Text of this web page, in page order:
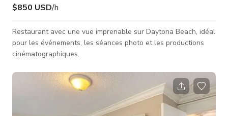
$850 USD/h
Restaurant avec une vue imprenable sur Daytona Beach, idéal
pour les événements, les séances photo et les productions
cinématographiques.